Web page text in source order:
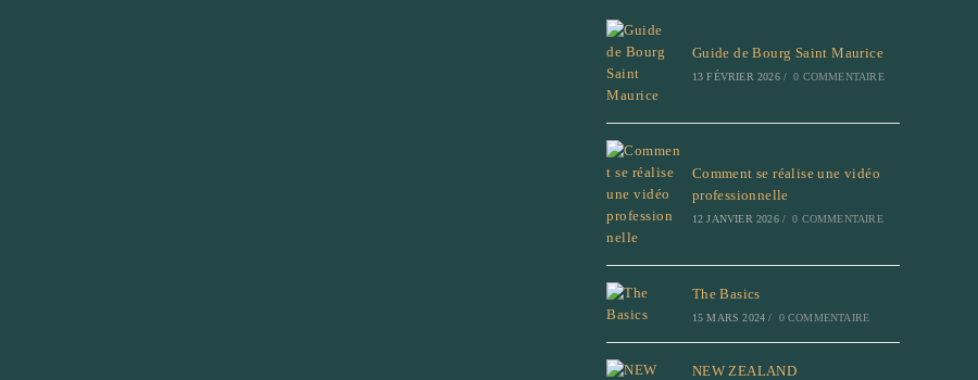
Guide de Bourg Saint Maurice
13 FÉVRIER 2026 / 0 COMMENTAIRE
Comment se réalise une vidéo
professionnelle
12 JANVIER 2026 / 0 COMMENTAIRE
The Basics
15 MARS 2024 / 0 COMMENTAIRE
NEW ZEALAND